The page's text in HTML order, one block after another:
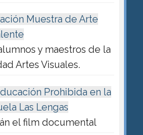
Muestra de Arte
y maestros de la
Artes Visuales.
Prohibida en la
Las Lengas
el film documental